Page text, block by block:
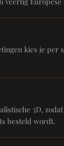
kies je per
3D,
besteld wordt.